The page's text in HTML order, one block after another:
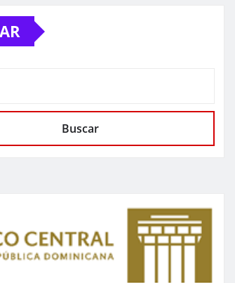
Buscar